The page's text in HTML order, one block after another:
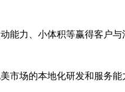
能力、小体积等赢得客户与
市场的本地化研发和服务能